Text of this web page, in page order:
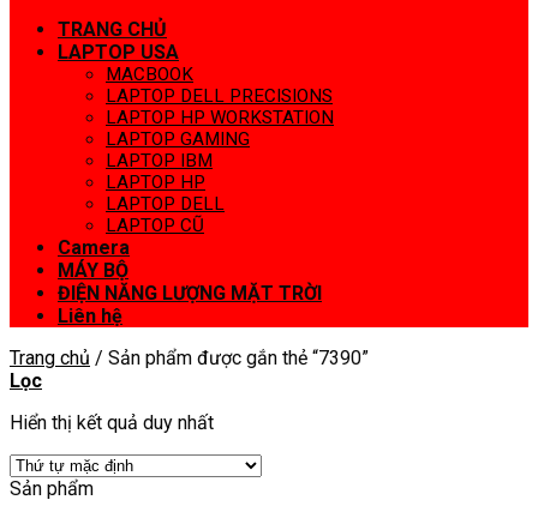
TRANG CHỦ
LAPTOP USA
MACBOOK
LAPTOP DELL PRECISIONS
LAPTOP HP WORKSTATION
LAPTOP GAMING
LAPTOP IBM
LAPTOP HP
LAPTOP DELL
LAPTOP CŨ
Camera
MÁY BỘ
ĐIỆN NĂNG LƯỢNG MẶT TRỜI
Liên hệ
Trang chủ / Sản phẩm được gắn thẻ “7390”
Lọc
Hiển thị kết quả duy nhất
Sản phẩm